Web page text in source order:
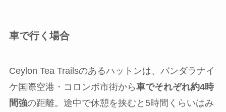
車で行く場合
Ceylon Tea Trailsのあるハットンは、バンダラナイ
ケ国際空港・コロンボ市街から車でそれぞれ約4時
間強の距離。途中で休憩を挟むと5時間くらいはみ